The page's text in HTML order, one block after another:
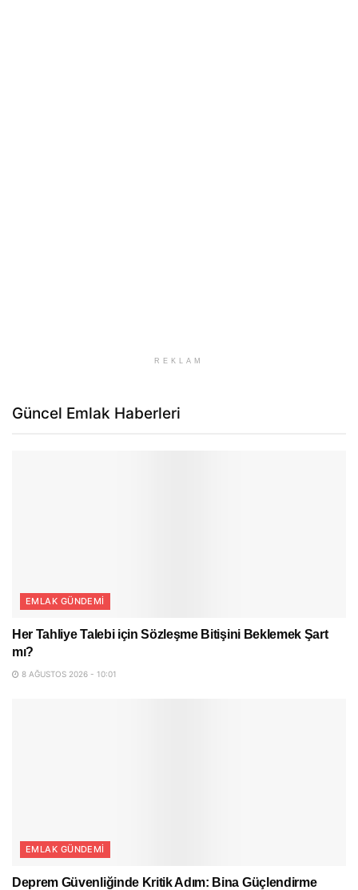
REKLAM
Güncel Emlak Haberleri
EMLAK GÜNDEMI
Her Tahliye Talebi için Sözleşme Bitişini Beklemek Şart
mı?
8 AĞUSTOS 2026 - 10:01
EMLAK GÜNDEMI
Deprem Güvenliğinde Kritik Adım: Bina Güçlendirme